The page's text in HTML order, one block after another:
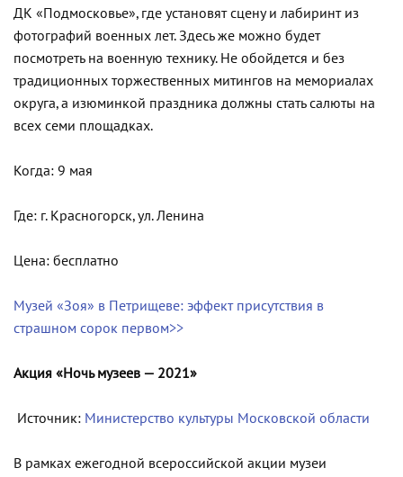
ДК «Подмосковье», где установят сцену и лабиринт из
фотографий военных лет. Здесь же можно будет
посмотреть на военную технику. Не обойдется и без
традиционных торжественных митингов на мемориалах
округа, а изюминкой праздника должны стать салюты на
всех семи площадках.
Когда: 9 мая
Где: г. Красногорск, ул. Ленина
Цена: бесплатно
Музей «Зоя» в Петрищеве: эффект присутствия в
страшном сорок первом>>
Акция «Ночь музеев — 2021»
Источник: Министерство культуры Московской области
В рамках ежегодной всероссийской акции музеи